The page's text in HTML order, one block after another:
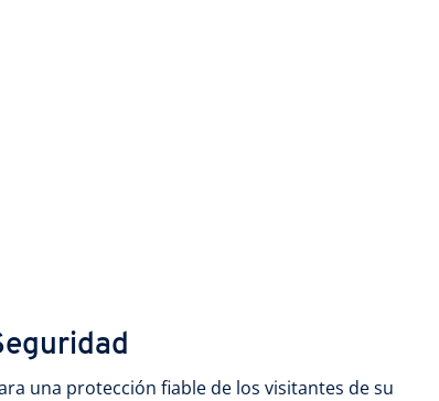
una protección fiable de los visitantes de su